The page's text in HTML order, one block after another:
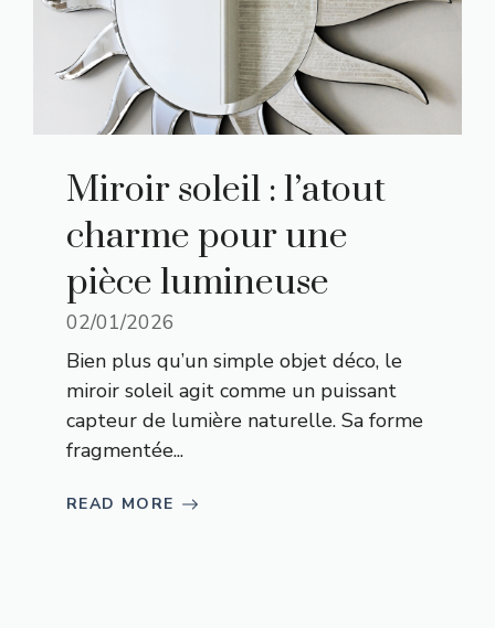
Miroir soleil : l’atout
charme pour une
pièce lumineuse
02/01/2026
Bien plus qu’un simple objet déco, le
miroir soleil agit comme un puissant
capteur de lumière naturelle. Sa forme
fragmentée...
READ MORE